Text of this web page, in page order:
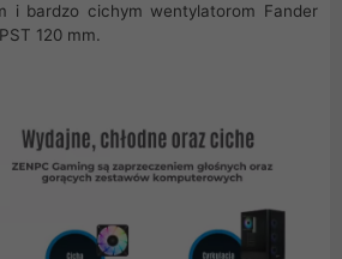
i bardzo cichym wentylatorom Fander
120 mm.